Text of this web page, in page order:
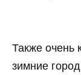
Также очень
зимние